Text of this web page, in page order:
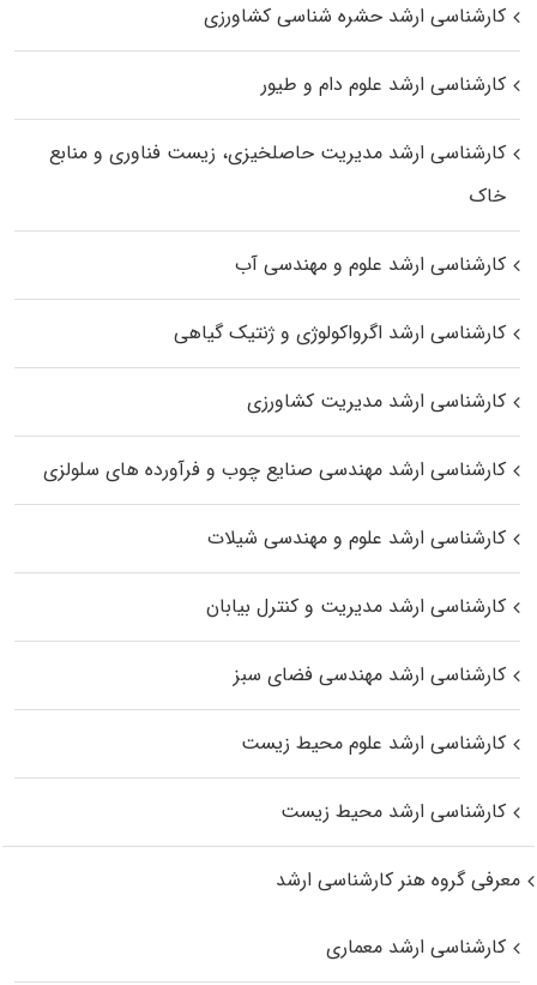
کارشناسی ارشد حشره‌ شناسی کشاورزی
کارشناسی ارشد علوم دام و طیور
کارشناسی ارشد مدیریت حاصلخیزی، زیست فناوری و منابع
خاک
کارشناسی ارشد علوم و مهندسی آب
کارشناسی ارشد اگرواکولوژی و ژنتیک گیاهی
کارشناسی ارشد مدیریت کشاورزی
کارشناسی ارشد مهندسی صنایع چوب و فرآورده‌ های سلولزی
کارشناسی ارشد علوم و مهندسی شیلات
کارشناسی ارشد مدیریت و کنترل بیابان
کارشناسی ارشد مهندسی فضای سبز
کارشناسی ارشد علوم محیط‌ زیست
کارشناسی ارشد محیط زیست
معرفی گروه هنر کارشناسی ارشد
کارشناسی ارشد معماری